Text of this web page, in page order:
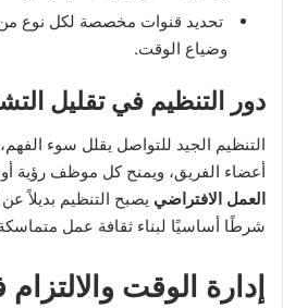
تحديد قنوات مخصصة لكل نوع
وضياع الوقت.
دور التنظيم في تقليل
التنظيم الجيد للتواصل يقلل سوء
أعضاء الفريق، ويمنح كل موظف رؤية
العمل الافتراضي يصبح التنظيم بديلاً
شرطًا أساسيًا لبناء ثقافة عمل
إدارة الوقت والالتزام